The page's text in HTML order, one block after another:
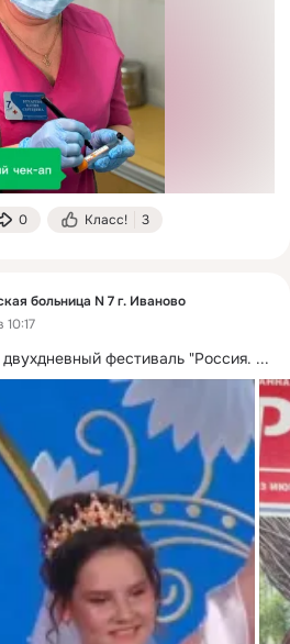
0 Класс! 3
больница N 7 г. Иваново
фестиваль "Россия. ...